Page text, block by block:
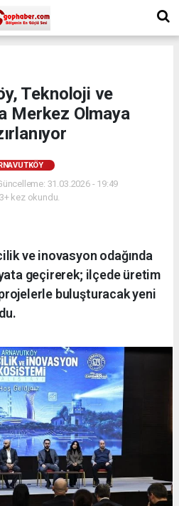
Teknoloji ve
Merkez Olmaya
31.03.2026 - 19:49
kez okundu.
ve inovasyon odağında
geçirerek; ilçede üretim
buluşturacak yeni